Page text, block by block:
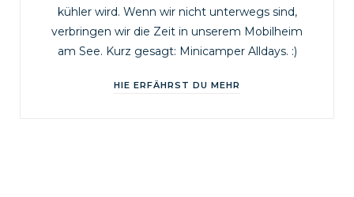
kühler wird. Wenn wir nicht unterwegs sind,
verbringen wir die Zeit in unserem Mobilheim
am See. Kurz gesagt: Minicamper Alldays. :)
HIE ERFÄHRST DU MEHR